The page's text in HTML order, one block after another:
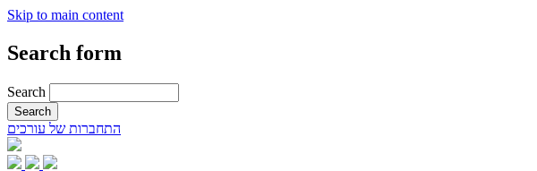
Skip to main content
Search form
Search
התחברות של עורכים